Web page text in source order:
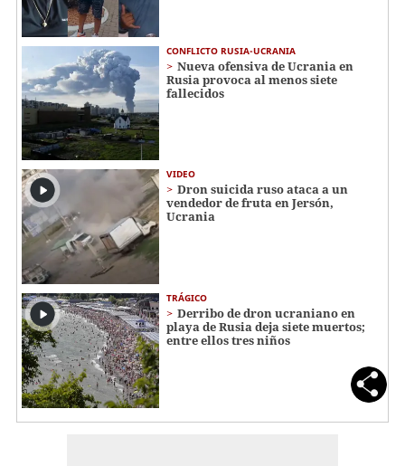
CONFLICTO RUSIA-UCRANIA
Nueva ofensiva de Ucrania en
Rusia provoca al menos siete
fallecidos
VIDEO
Dron suicida ruso ataca a un
vendedor de fruta en Jersón,
Ucrania
TRÁGICO
Derribo de dron ucraniano en
playa de Rusia deja siete muertos;
entre ellos tres niños